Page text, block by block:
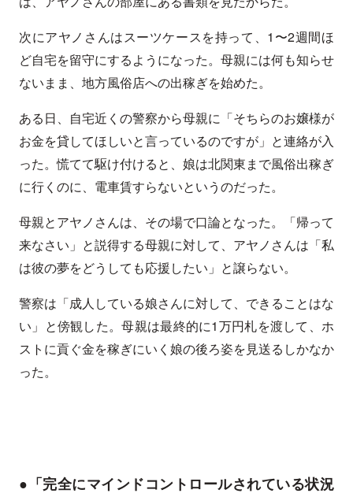
次にアヤノさんはスーツケースを持って、1〜2週間ほ
ど自宅を留守にするようになった。母親には何も知らせ
ないまま、地方風俗店への出稼ぎを始めた。
ある日、自宅近くの警察から母親に「そちらのお嬢様が
お金を貸してほしいと言っているのですが」と連絡が入
った。慌てて駆け付けると、娘は北関東まで風俗出稼ぎ
に行くのに、電車賃すらないというのだった。
母親とアヤノさんは、その場で口論となった。「帰って
来なさい」と説得する母親に対して、アヤノさんは「私
は彼の夢をどうしても応援したい」と譲らない。
警察は「成人している娘さんに対して、できることはな
い」と傍観した。母親は最終的に1万円札を渡して、ホ
ストに貢ぐ金を稼ぎにいく娘の後ろ姿を見送るしかなか
った。
●「完全にマインドコントロールされている状況